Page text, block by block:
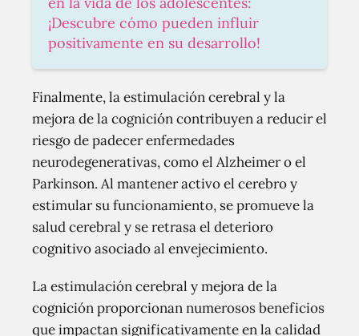
¡Descubre cómo pueden influir
positivamente en su desarrollo!
Finalmente, la estimulación cerebral y la
mejora de la cognición contribuyen a reducir el
riesgo de padecer enfermedades
neurodegenerativas, como el Alzheimer o el
Parkinson. Al mantener activo el cerebro y
estimular su funcionamiento, se promueve la
salud cerebral y se retrasa el deterioro
cognitivo asociado al envejecimiento.
La estimulación cerebral y mejora de la
cognición proporcionan numerosos beneficios
que impactan significativamente en la calidad